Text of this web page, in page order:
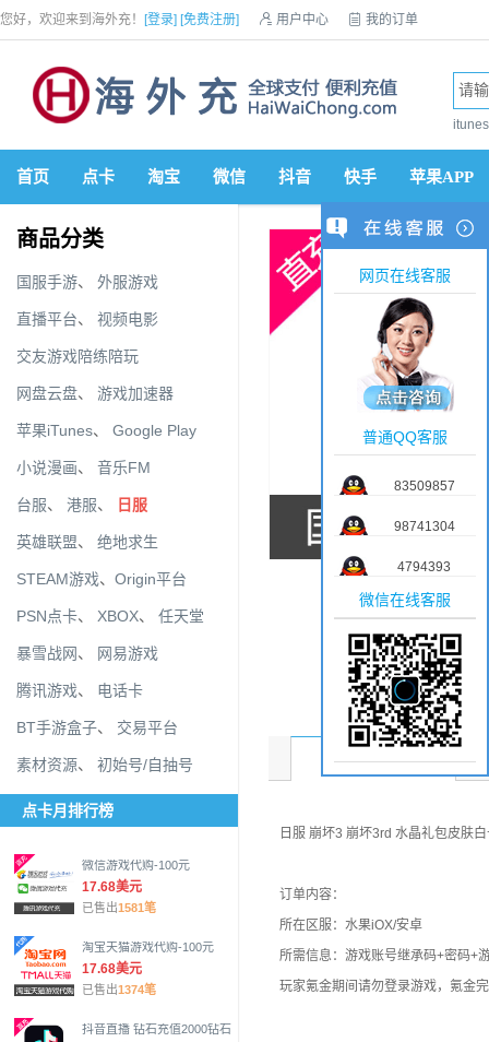
您好，欢迎来到海外充！ [登录] [免费注册]  用户中心  我的订单
首页 点卡 淘宝 微信 抖音 快手 苹果APP
商品分类
国服手游、 外服游戏
直播平台、 视频电影
交友游戏陪练陪玩
网盘云盘、 游戏加速器
苹果iTunes、 Google Play
小说漫画、 音乐FM
台服、 港服、 日服
英雄联盟、 绝地求生
STEAM游戏、 Origin平台
PSN点卡、 XBOX、 任天堂
暴雪战网、 网易游戏
腾讯游戏、 电话卡
BT手游盒子、 交易平台
素材资源、 初始号/自抽号
点卡月排行榜
微信游戏代购-100元
17.68美元
已售出1581笔
淘宝天猫游戏代购-100元
17.68美元
已售出1374笔
抖音直播 钻石充值2000钻石
商品介绍
日服 崩坏3 崩坏3rd 水晶礼包皮肤
订单内容：
所在区服：水果iOX/安卓
所需信息：游戏账号继承码+密码+
玩家氪金期间请勿登录游戏，氪金
网页在线客服
普通QQ客服
83509857
98741304
4794393
微信在线客服